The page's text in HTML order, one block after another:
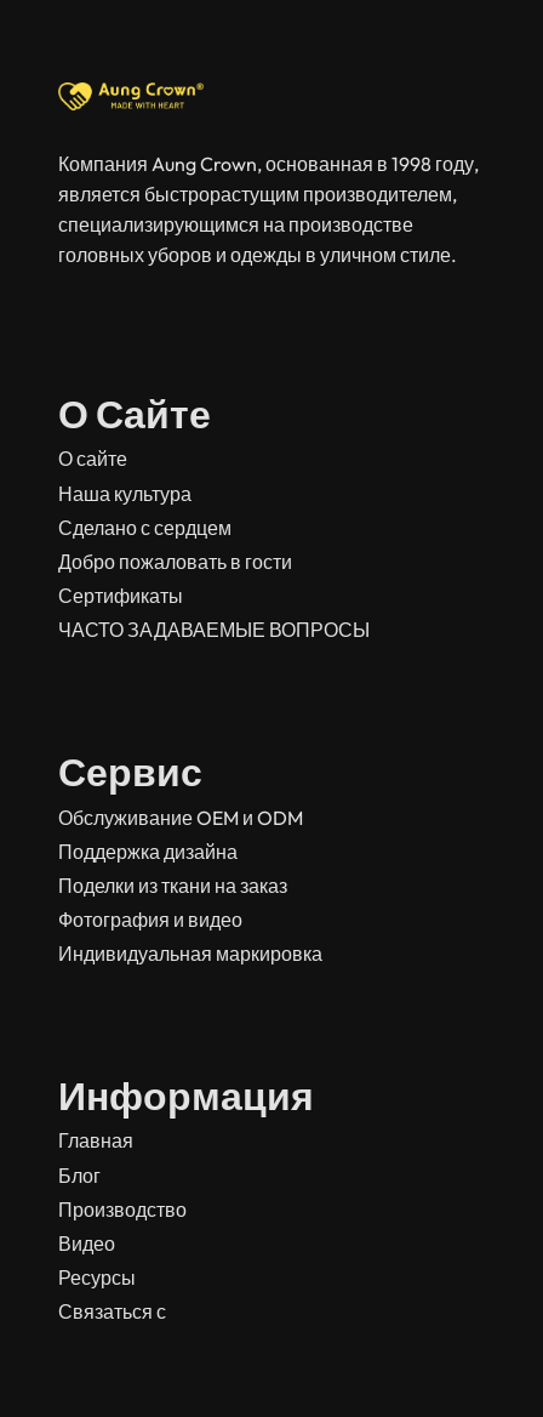
Компания Aung Crown, основанная в 1998 году,
является быстрорастущим производителем,
специализирующимся на производстве
головных уборов и одежды в уличном стиле.
О Сайте
О сайте
Наша культура
Сделано с сердцем
Добро пожаловать в гости
Сертификаты
ЧАСТО ЗАДАВАЕМЫЕ ВОПРОСЫ
Сервис
Обслуживание OEM и ODM
Поддержка дизайна
Поделки из ткани на заказ
Фотография и видео
Индивидуальная маркировка
Информация
Главная
Блог
Производство
Видео
Ресурсы
Связаться с